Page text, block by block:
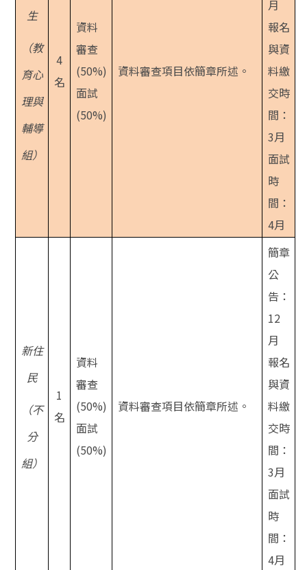
生
（教
育心
理與
輔導
組）
4
名
資料
審查
(50%)
面試
(50%)
資料審查項目依簡章所述。
月
報名
與資
料繳
交時
間：
3月
面試
時
間：
4月
新住
民
（不
分
組）
1
名
資料
審查
(50%)
面試
(50%)
資料審查項目依簡章所述。
簡章
公
告：
12
月
報名
與資
料繳
交時
間：
3月
面試
時
間：
4月